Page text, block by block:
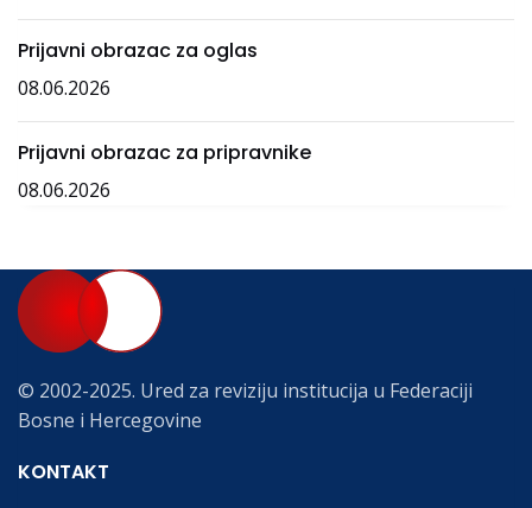
Prijavni obrazac za oglas
08.06.2026
Prijavni obrazac za pripravnike
08.06.2026
© 2002-2025. Ured za reviziju institucija u Federaciji
Bosne i Hercegovine
KONTAKT